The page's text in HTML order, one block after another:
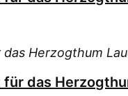
Herzogthum
das